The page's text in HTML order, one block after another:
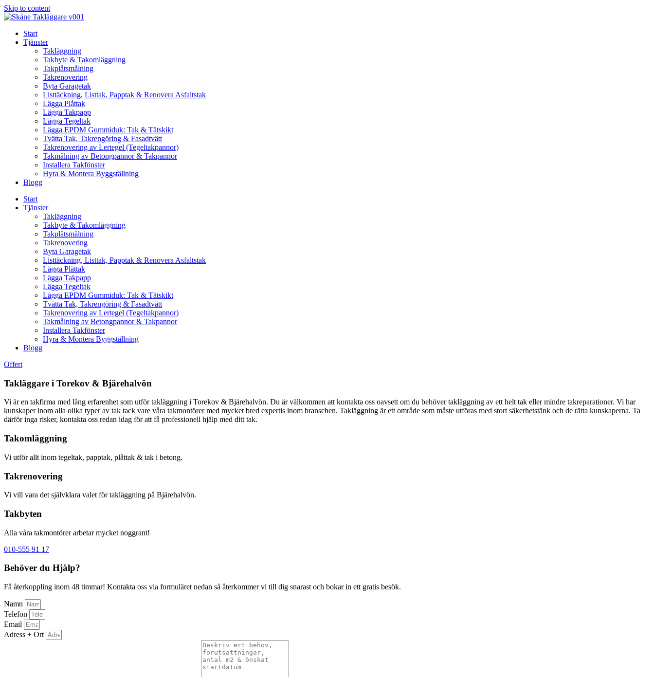
Skip to content
Start
Tjänster
Takläggning
Takbyte & Takomläggning
Takplåtsmålning
Takrenovering
Byta Garagetak
Listtäckning, Listtak, Papptak & Renovera Asfaltstak
Lägga Plåttak
Lägga Takpapp
Lägga Tegeltak
Lägga EPDM Gummiduk: Tak & Tätskikt
Tvätta Tak, Takrengöring & Fasadtvätt
Takrenovering av Lertegel (Tegeltakpannor)
Takmålning av Betongpannor & Takpannor
Installera Takfönster
Hyra & Montera Byggställning
Blogg
Start
Tjänster
Takläggning
Takbyte & Takomläggning
Takplåtsmålning
Takrenovering
Byta Garagetak
Listtäckning, Listtak, Papptak & Renovera Asfaltstak
Lägga Plåttak
Lägga Takpapp
Lägga Tegeltak
Lägga EPDM Gummiduk: Tak & Tätskikt
Tvätta Tak, Takrengöring & Fasadtvätt
Takrenovering av Lertegel (Tegeltakpannor)
Takmålning av Betongpannor & Takpannor
Installera Takfönster
Hyra & Montera Byggställning
Blogg
Offert
Takläggare i Torekov & Bjärehalvön
Vi är en takfirma med lång erfarenhet som utför takläggning i Torekov & Bjärehalvön. Du är välkommen att kontakta oss oavsett om du behöver takläggning av ett helt tak eller mindre takreparationer. Vi har
kunskaper inom alla olika typer av tak tack vare våra takmontörer med mycket bred expertis inom branschen. Takläggning är ett område som måste utföras med stort säkerhetstänk och de rätta kunskaperna. Ta
därför inga risker, kontakta oss redan idag för att få professionell hjälp med ditt tak.
Takomläggning
Vi utför allt inom tegeltak, papptak, plåttak & tak i betong.
Takrenovering
Vi vill vara det självklara valet för takläggning på Bjärehalvön.
Takbyten
Alla våra takmontörer arbetar mycket noggrant!
010-555 91 17
Behöver du Hjälp?
Få återkoppling inom 48 timmar! Kontakta oss via formuläret nedan så återkommer vi till dig snarast och bokar in ett gratis besök.
Namn
Telefon
Email
Adress + Ort